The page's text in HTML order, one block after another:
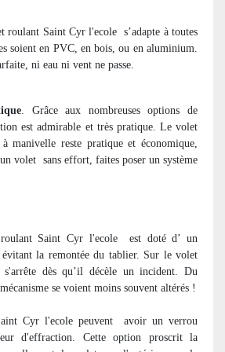
roulant Saint Cyr l'ecole
s’adapte à toutes
soient en PVC, en bois, ou en aluminium.
ni eau ni vent ne passe.
. Grâce aux nombreuses options de
est admirable et très pratique. Le volet
manivelle reste pratique et économique,
volet sans effort, faites poser un système
roulant Saint Cyr l'ecole
est doté d’ un
évitant la remontée du tablier. Sur le volet
dès qu’il décèle un incident. Du
se voient moins souvent altérés !
Cyr l'ecole peuvent
avoir un verrou
d'effraction. Cette option proscrit la